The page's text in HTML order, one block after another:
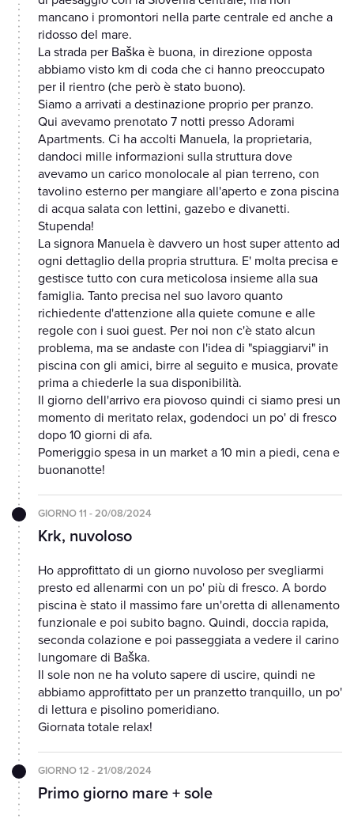
mancano i promontori nella parte centrale ed anche a
ridosso del mare.
La strada per Baška è buona, in direzione opposta
abbiamo visto km di coda che ci hanno preoccupato
per il rientro (che però è stato buono).
Siamo a arrivati a destinazione proprio per pranzo.
Qui avevamo prenotato 7 notti presso Adorami
Apartments. Ci ha accolti Manuela, la proprietaria,
dandoci mille informazioni sulla struttura dove
avevamo un carico monolocale al pian terreno, con
tavolino esterno per mangiare all'aperto e zona piscina
di acqua salata con lettini, gazebo e divanetti.
Stupenda!
La signora Manuela è davvero un host super attento ad
ogni dettaglio della propria struttura. E' molta precisa e
gestisce tutto con cura meticolosa insieme alla sua
famiglia. Tanto precisa nel suo lavoro quanto
richiedente d'attenzione alla quiete comune e alle
regole con i suoi guest. Per noi non c'è stato alcun
problema, ma se andaste con l'idea di "spiaggiarvi" in
piscina con gli amici, birre al seguito e musica, provate
prima a chiederle la sua disponibilità.
Il giorno dell'arrivo era piovoso quindi ci siamo presi un
momento di meritato relax, godendoci un po' di fresco
dopo 10 giorni di afa.
Pomeriggio spesa in un market a 10 min a piedi, cena e
buonanotte!
GIORNO 11 - 20/08/2024
Krk, nuvoloso
Ho approfittato di un giorno nuvoloso per svegliarmi
presto ed allenarmi con un po' più di fresco. A bordo
piscina è stato il massimo fare un'oretta di allenamento
funzionale e poi subito bagno. Quindi, doccia rapida,
seconda colazione e poi passeggiata a vedere il carino
lungomare di Baška.
Il sole non ne ha voluto sapere di uscire, quindi ne
abbiamo approfittato per un pranzetto tranquillo, un po'
di lettura e pisolino pomeridiano.
Giornata totale relax!
GIORNO 12 - 21/08/2024
Primo giorno mare + sole